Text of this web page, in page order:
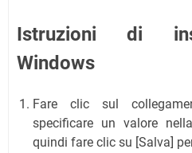
Istruzioni di
Windows
Fare clic sul
specificare un valore
quindi fare clic su [Salva]